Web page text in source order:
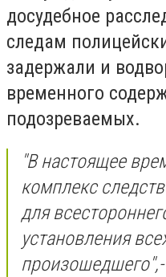
досудебное
следам
задержали и
временного
подозреваемых.
"В настоящее
комплекс
для
установления